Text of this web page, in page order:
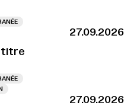
27.09.2026
titre
27.09.2026